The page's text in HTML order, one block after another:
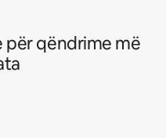
për qëndrime më